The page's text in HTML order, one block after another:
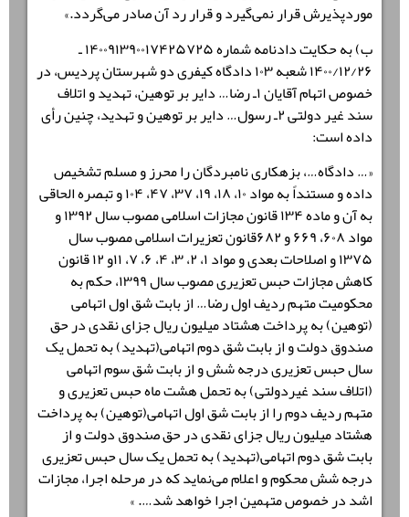
موردپذیرش قرار نمی‌گیرد و قرار رد آن صادر می‌گردد.»
ب) به حکایت دادنامه شماره ۱۴۰۰۹۱۳۹۰۰۱۷۴۲۵۷۲۵ ـ
۱۴۰۰/۱۲/۲۶ شعبه ۱۰۳ دادگاه کیفری دو شهرستان پردیس، در
خصوص اتهام آقایان ۱ـ رضا… دایر بر توهین، تهدید و اتلاف
سند غیر دولتی ۲ـ رسول… دایر بر توهین و تهدید، چنین رأی
داده است:
«… دادگاه…، بزهکاری نامبردگان را محرز و مسلم تشخیص
داده و مستنداً به مواد ۱۰، ۱۸، ۱۹، ۳۷، ۴۷، ۱۰۴ و تبصره الحاقی
به آن و ماده ۱۳۴ قانون مجازات اسلامی مصوب سال ۱۳۹۲ و
مواد ۶۰۸، ۶۶۹ و ۶۸۲قانون تعزیرات اسلامی مصوب سال
۱۳۷۵ و اصلاحات بعدی و مواد ۱، ۲، ۳، ۴، ۶، ۷، ۱۱و ۱۲ قانون
کاهش مجازات حبس تعزیری مصوب سال ۱۳۹۹، حکم به
محکومیت متهم ردیف اول رضا… از بابت شق اول اتهامی
(توهین) به پرداخت هشتاد میلیون ریال جزای نقدی در حق
صندوق دولت و از بابت شق دوم اتهامی(تهدید) به تحمل یک
سال حبس تعزیری درجه شش و از بابت شق سوم اتهامی
(اتلاف سند غیردولتی) به تحمل هشت ماه حبس تعزیری و
متهم ردیف دوم را از بابت شق اول اتهامی(توهین) به پرداخت
هشتاد میلیون ریال جزای نقدی در حق صندوق دولت و از
بابت شق دوم اتهامی(تهدید) به تحمل یک سال حبس تعزیری
درجه شش محکوم و اعلام می‌نماید که در مرحله اجرا، مجازات
اشد در خصوص متهمین اجرا خواهد شد…. »